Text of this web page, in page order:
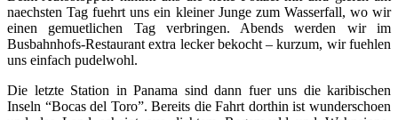
naechsten Tag fuehrt uns ein kleiner Junge zum Wasserfall, wo wir
einen gemuetlichen Tag verbringen. Abends werden wir im
Busbahnhofs-Restaurant extra lecker bekocht – kurzum, wir fuehlen
uns einfach pudelwohl.
Die letzte Station in Panama sind dann fuer uns die karibischen
Inseln “Bocas del Toro”. Bereits die Fahrt dorthin ist wunderschoen